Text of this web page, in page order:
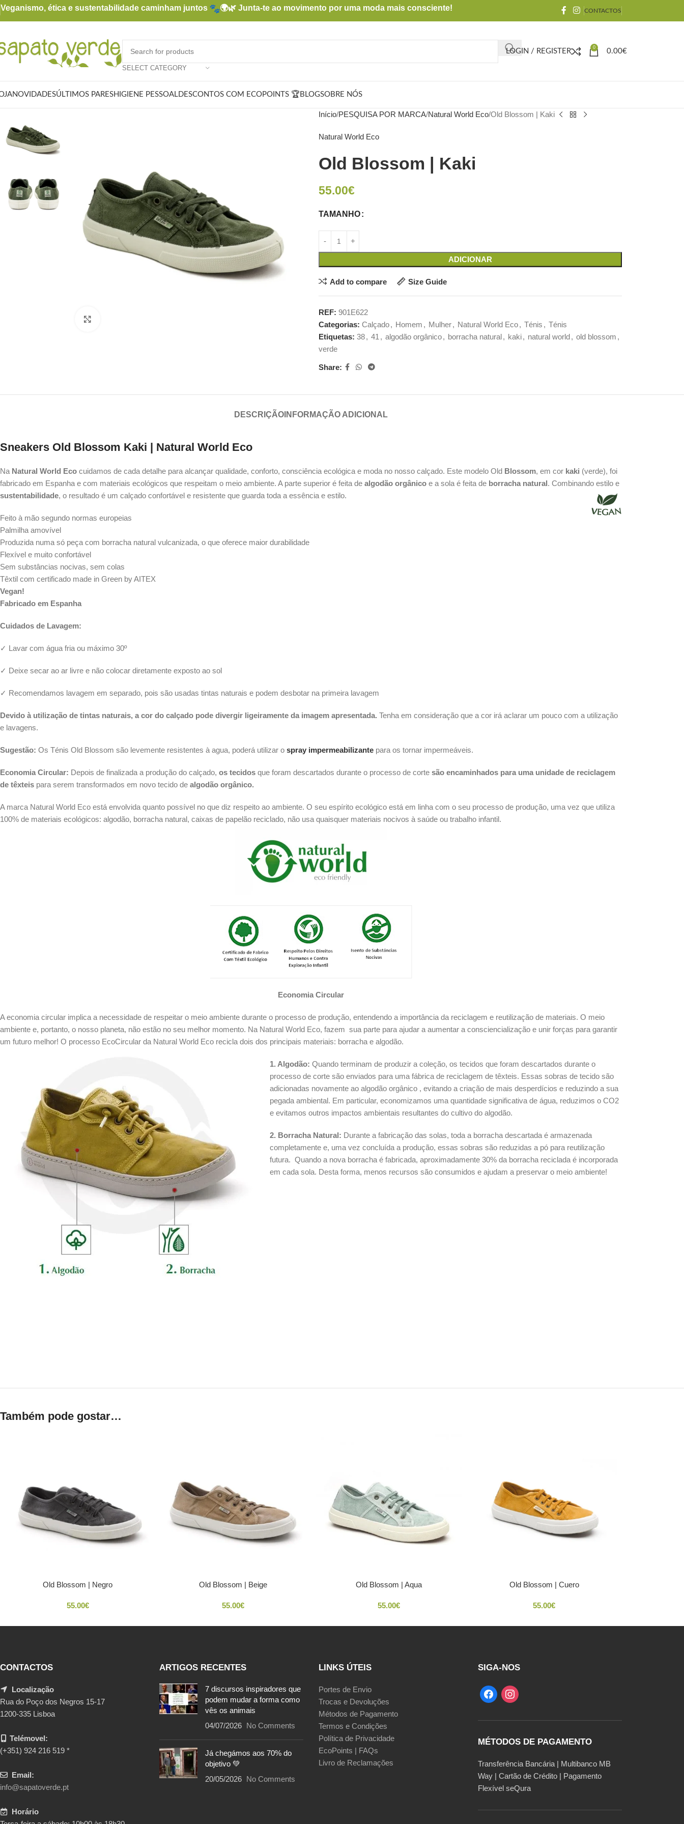
Veganismo, ética e sustentabilidade caminham juntos 🌍🌿 Junta-te ao movimento por uma moda mais consciente! CONTACTOS
SELECT CATEGORY
LOGIN / REGISTER
0
0.00€
NOVIDADESÚLTIMOS PARESHIGIENE PESSOALDESCONTOS COM ECOPOINTS 🏆 BLOGSOBRE NÓS
Início PESQUISA POR MARCA Natural World Eco Old Blossom | Kaki
Natural World Eco
Old Blossom | Kaki
55.00€
TAMANHO
ADICIONAR
Add to compare Size Guide
REF: 901E622
Categorias: Calçado, Homem , Mulher, Natural World Eco, Ténis , Ténis
Etiquetas: 38, 41 , algodão orgânico, borracha natural, kaki, natural world, old blossom ,
verde
Share:
DESCRIÇÃO INFORMAÇÃO ADICIONAL
Sneakers Old Blossom Kaki | Natural World Eco
Na Natural World Eco cuidamos de cada detalhe para alcançar qualidade, conforto, consciência ecológica e moda no nosso calçado. Este modelo Old Blossom, em cor kaki (verde), foi
fabricado em Espanha e com materiais ecológicos que respeitam o meio ambiente. A parte superior é feita de algodão orgânico e a sola é feita de borracha natural. Combinando estilo e
sustentabilidade, o resultado é um calçado confortável ​​e resistente que guarda toda a essência e estilo.
Feito à mão segundo normas europeias
Palmilha amovível
Produzida numa só peça com borracha natural vulcanizada, o que oferece maior durabilidade
Flexível e muito confortável
Sem substâncias nocivas, sem colas
Têxtil com certificado made in Green by AITEX
Vegan!
Fabricado em Espanha
Cuidados de Lavagem:
✓ Lavar com água fria ou máximo 30º
✓ Deixe secar ao ar livre e não colocar diretamente exposto ao sol
✓ Recomendamos lavagem em separado, pois são usadas tintas naturais e podem desbotar na primeira lavagem
Devido à utilização de tintas naturais, a cor do calçado pode divergir ligeiramente da imagem apresentada. Tenha em consideração que a cor irá aclarar um pouco com a utilização
e lavagens.
Sugestão: Os Ténis Old Blossom são levemente resistentes à agua, poderá utilizar o spray impermeabilizante para os tornar impermeáveis.
Economia Circular: Depois de finalizada a produção do calçado, os tecidos que foram descartados durante o processo de corte são encaminhados para uma unidade de reciclagem
de têxteis para serem transformados em novo tecido de algodão orgânico.
A marca Natural World Eco está envolvida quanto possível no que diz respeito ao ambiente. O seu espírito ecológico está em linha com o seu processo de produção, uma vez que utiliza
100% de materiais ecológicos: algodão, borracha natural, caixas de papelão reciclado, não usa quaisquer materiais nocivos à saúde ou trabalho infantil.
Economia Circular
A economia circular implica a necessidade de respeitar o meio ambiente durante o processo de produção, entendendo a importância da reciclagem e reutilização de materiais. O meio
ambiente e, portanto, o nosso planeta, não estão no seu melhor momento. Na Natural World Eco, fazem sua parte para ajudar a aumentar a consciencialização e unir forças para garantir
um futuro melhor! O processo EcoCircular da Natural World Eco recicla dois dos principais materiais: borracha e algodão.
1. Algodão: Quando terminam de produzir a coleção, os tecidos que foram descartados durante o
processo de corte são enviados para uma fábrica de reciclagem de têxteis. Essas sobras de tecido são
adicionadas novamente ao algodão orgânico , evitando a criação de mais desperdícios e reduzindo a sua
pegada ambiental. Em particular, economizamos uma quantidade significativa de água, reduzimos o CO2
e evitamos outros impactos ambientais resultantes do cultivo do algodão.
2. Borracha Natural: Durante a fabricação das solas, toda a borracha descartada é armazenada
completamente e, uma vez concluída a produção, essas sobras são reduzidas a pó para reutilização
futura. Quando a nova borracha é fabricada, aproximadamente 30% da borracha reciclada é incorporada
em cada sola. Desta forma, menos recursos são consumidos e ajudam a preservar o meio ambiente!
Também pode gostar…
Old Blossom | Negro
55.00€
Old Blossom | Beige
55.00€
Old Blossom | Aqua
55.00€
Old Blossom | Cuero
55.00€
CONTACTOS
Localização
Rua do Poço dos Negros 15-17
1200-335 Lisboa
Telémovel:
(+351) 924 216 519 *
Email:
info@sapatoverde.pt
Horário
ARTIGOS RECENTES
7 discursos inspiradores que
podem mudar a forma como
vês os animais
04/07/2026 No Comments
Já chegámos aos 70% do
objetivo 💚
20/05/2026 No Comments
LINKS ÚTEIS
Portes de Envio
Trocas e Devoluções
Métodos de Pagamento
Termos e Condições
Política de Privacidade
EcoPoints | FAQs
Livro de Reclamações
SIGA-NOS
MÉTODOS DE PAGAMENTO
Transferência Bancária | Multibanco MB
Way | Cartão de Crédito | Pagamento
Flexível seQura